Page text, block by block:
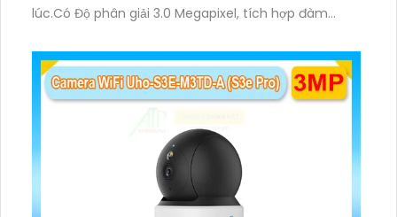
lúc.Có Độ phân giải 3.0 Megapixel, tích hợp đàm
sáng ấm lên đến 10m.